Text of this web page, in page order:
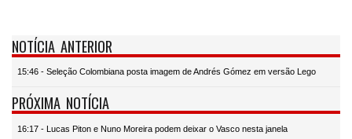
NOTÍCIA ANTERIOR
15:46 - Seleção Colombiana posta imagem de Andrés Gómez em versão Lego
PRÓXIMA NOTÍCIA
16:17 - Lucas Piton e Nuno Moreira podem deixar o Vasco nesta janela